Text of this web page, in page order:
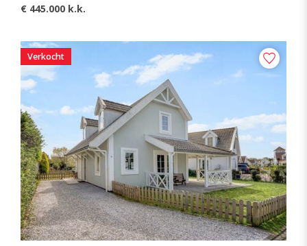
€ 445.000 k.k.
Verkocht